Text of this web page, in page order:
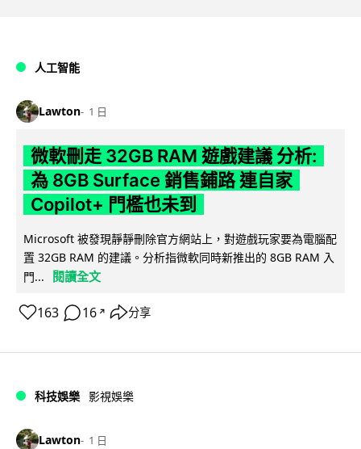
人工智能
Lawton 1 日
微軟刪走 32GB RAM 遊戲建議 分析:
為 8GB Surface 銷售鋪路 連自家
Copilot+ 門檻也未到
Microsoft 被發現靜靜刪除官方網站上，對遊戲玩家要為電腦配
置 32GB RAM 的建議。分析指微軟同時新推出的 8GB RAM 入
門...
閱讀全文
163 16 ↗ 分享
科技娛樂 影視娛樂
Lawton 1 日